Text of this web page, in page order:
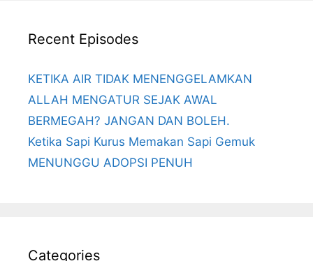
Recent Episodes
KETIKA AIR TIDAK MENENGGELAMKAN
ALLAH MENGATUR SEJAK AWAL
BERMEGAH? JANGAN DAN BOLEH.
Ketika Sapi Kurus Memakan Sapi Gemuk
MENUNGGU ADOPSI PENUH
Categories